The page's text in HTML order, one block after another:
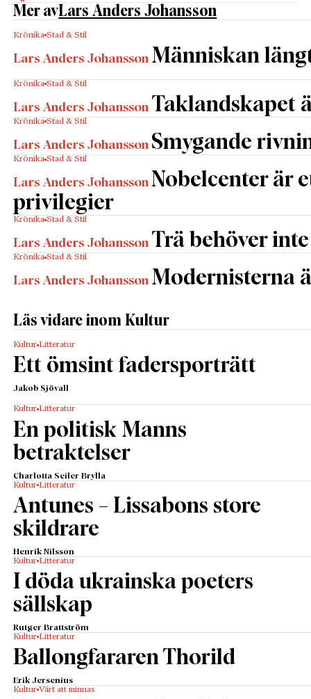
Mer avLars Anders Johansson
Krönika Stad & Stil
Lars Anders Johansson Människan
Krönika Stad & Stil
Lars Anders Johansson Taklandskapet
Krönika Stad & Stil
Lars Anders Johansson Smygande
Krönika Stad & Stil
Lars Anders Johansson Nobelcenter är
privilegier
Krönika Stad & Stil
Lars Anders Johansson Trä behöver
Krönika Stad & Stil
Lars Anders Johansson Modernisterna
Läs vidare inom Kultur
Kultur Litteratur
Ett ömsint fadersporträtt
Jakob Sjövall
Kultur Litteratur
En politisk Manns
betraktelser
Charlotta Seiler Brylla
Kultur Litteratur
Antunes – Lissabons store
skildrare
Henrik Nilsson
Kultur Litteratur
I döda ukrainska poeters
sällskap
Rutger Brattström
Kultur Litteratur
Ballongfararen Thorild
Erik Jersenius
Kultur Värt att minnas